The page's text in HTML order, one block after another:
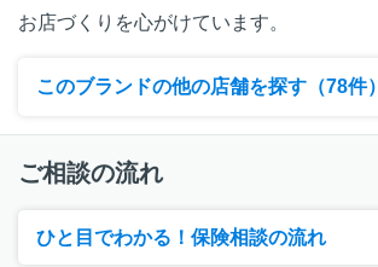
お店づくりを心がけています。
このブランドの他の店舗を探す（78件）
ご相談の流れ
ひと目でわかる！保険相談の流れ